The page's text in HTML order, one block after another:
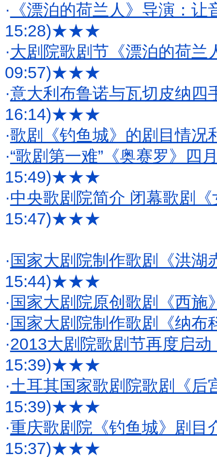
· 《漂泊的荷兰人》导演：
15:28)★★★
·大剧院歌剧节《漂泊的荷兰
09:57)★★★
·意大利布鲁诺与瓦切皮纳四
16:14)★★★
·歌剧《钓鱼城》的剧目情况
·“歌剧第一难”《奥赛罗》四
15:49)★★★
·中央歌剧院简介 闭幕歌剧
15:47)★★★
· 国家大剧院制作歌剧《洪湖
15:44)★★★
· 国家大剧院原创歌剧《西施
· 国家大剧院制作歌剧《纳布
·2013大剧院歌剧节再度启
15:39)★★★
·土耳其国家歌剧院歌剧《后
15:39)★★★
·重庆歌剧院《钓鱼城》剧目
15:37)★★★